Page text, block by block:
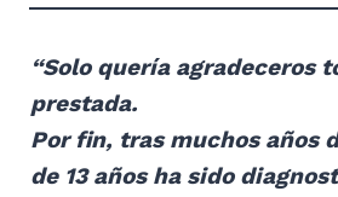
“Solo quería agradeceros
prestada.
Por fin, tras muchos años
de 13 años ha sido